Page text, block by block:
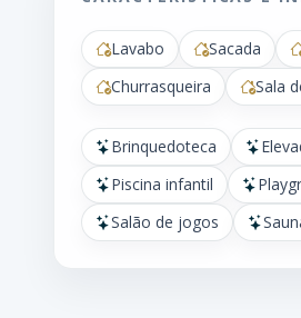
Lavabo Sacada
Churrasqueira
Sala
Brinquedoteca
Piscina infantil
Salão de jogos